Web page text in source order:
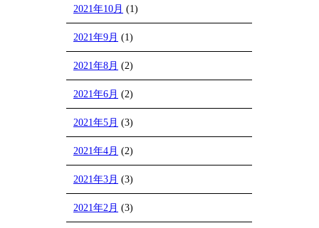
2021年10月 (1)
2021年9月 (1)
2021年8月 (2)
2021年6月 (2)
2021年5月 (3)
2021年4月 (2)
2021年3月 (3)
2021年2月 (3)